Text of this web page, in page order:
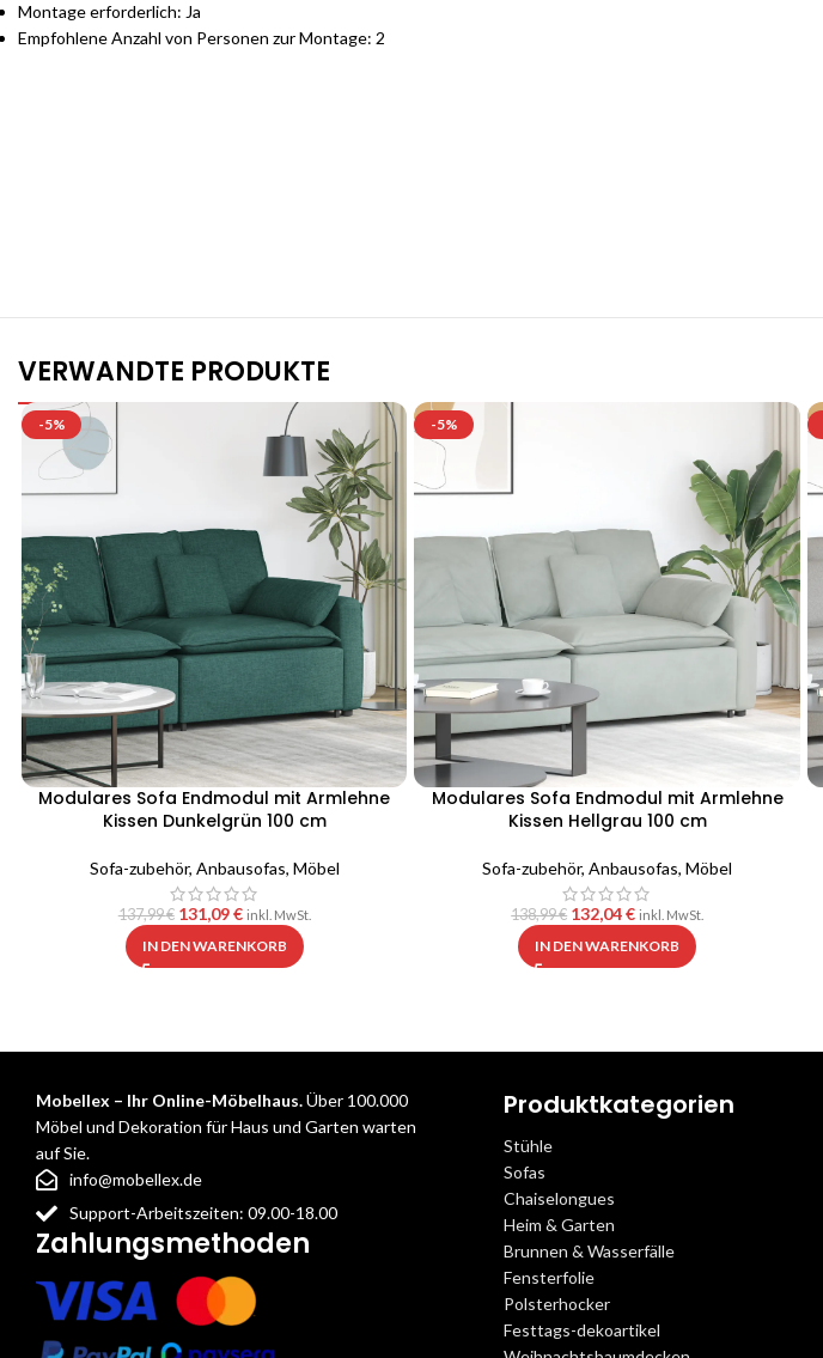
Montage erforderlich: Ja
Empfohlene Anzahl von Personen zur Montage: 2
VERWANDTE PRODUKTE
-5%
Modulares Sofa Endmodul mit Armlehne
Kissen Dunkelgrün 100 cm
Sofa-zubehör, Anbausofas, Möbel
137,99€ 131,09€ inkl. MwSt.
IN DEN WARENKORB
-5%
Modulares Sofa Endmodul mit Armlehne
Kissen Hellgrau 100 cm
Sofa-zubehör,Anbausofas,Möbel
138,99€ 132,04€ inkl. MwSt.
IN DEN WARENKORB
Mobellex – Ihr Online-Möbelhaus.Über 100.000
Möbel und Dekoration für Haus und Garten warten
auf Sie.
info@mobellex.de
Support-Arbeitszeiten: 09.00-18.00
Zahlungsmethoden
Produktkategorien
Stühle
Sofas
Chaiselongues
Heim & Garten
Brunnen & Wasserfälle
Fensterfolie
Polsterhocker
Festtags-dekoartikel